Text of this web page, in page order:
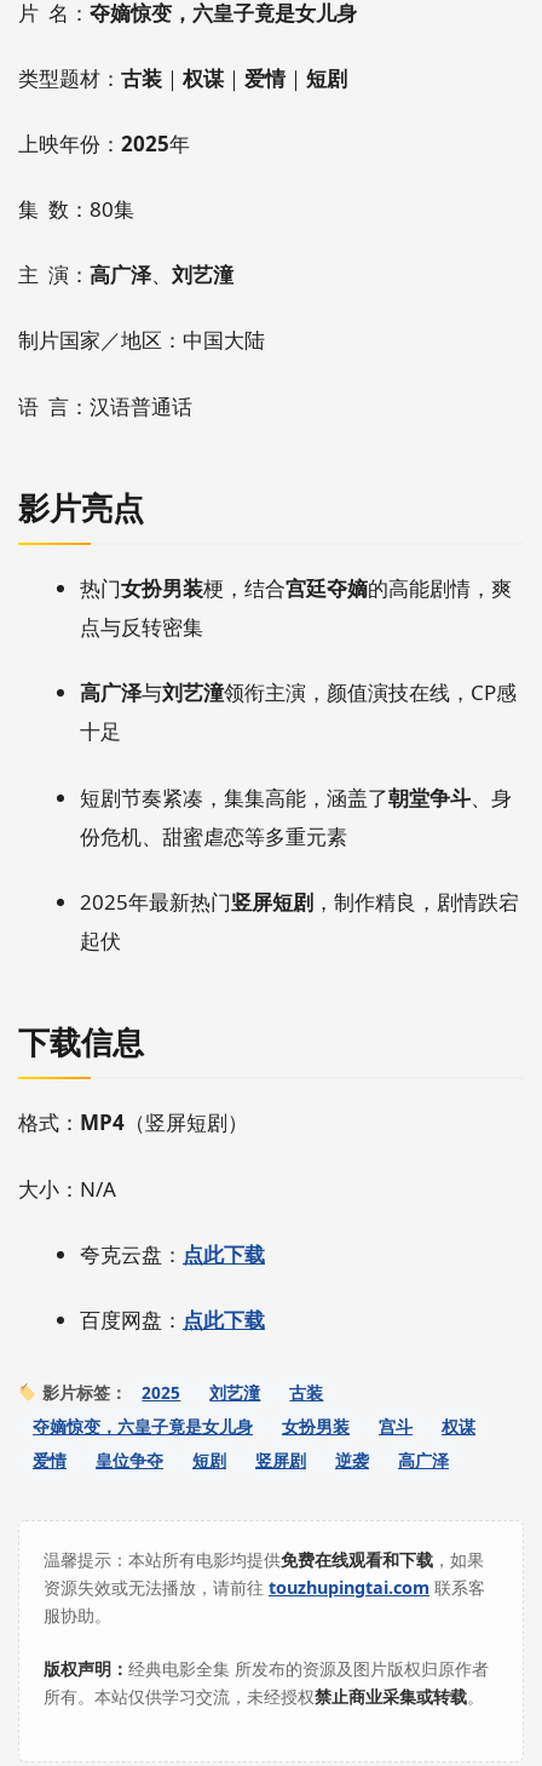
片 名： 夺嫡惊变，六皇子竟是女儿身
类型题材： 古装 ｜权谋｜ 爱情｜ 短剧
上映年份： 2025年
集 数：80集
主 演： 高广泽、 刘艺潼
制片国家／地区：中国大陆
语 言：汉语普通话
影片亮点
热门女扮男装梗，结合宫廷夺嫡的高能剧情，爽
点与反转密集
高广泽与刘艺潼领衔主演，颜值演技在线，CP感
十足
短剧节奏紧凑，集集高能，涵盖了朝堂争斗、身
份危机、甜蜜虐恋等多重元素
2025年最新热门竖屏短剧 ，制作精良，剧情跌宕
起伏
下载信息
格式： MP4 （竖屏短剧）
大小：N/A
夸克云盘： 点此下载
百度网盘： 点此下载
影片标签： 2025 刘艺潼
古装
夺嫡惊变，六皇子竟是女儿身
女扮男装 宫斗
权谋
爱情
皇位争夺 短剧 竖屏剧 逆袭 高广泽
温馨提示：本站所有电影均提供免费在线观看和下载 ，如果
资源失效或无法播放，请前往 touzhupingtai.com 联系客
服协助。
版权声明： 经典电影全集 所发布的资源及图片版权归原作者
所有。本站仅供学习交流，未经授权禁止商业采集或转载。